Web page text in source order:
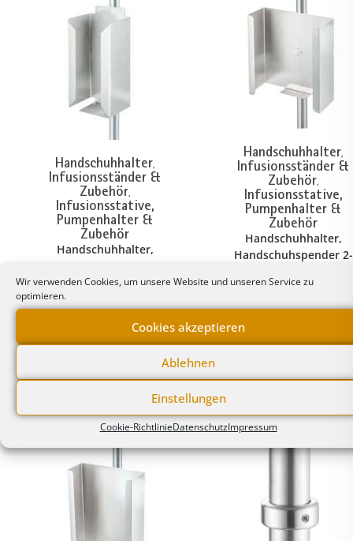
Wir verwenden Cookies, um unsere Website und unseren Service zu
optimieren.
Cookies akzeptieren
Ablehnen
Einstellungen
Cookie-RichtlinieDatenschutzImpressum
Handschuhhalter,
Infusionsständer &
Zubehör,
Infusionsstative,
Pumpenhalter &
Zubehör
Handschuhhalter,
fach
Montage an Rundrohr,
18 / 25 / 38 mm
Handschuhhalter,
Infusionsständer &
Zubehör,
Infusionsstative,
Pumpenhalter &
Zubehör
Handschuhhalter,
Handschuhspender 2-
Montage an
Rundrohr,
18 / 25 / 38 mm